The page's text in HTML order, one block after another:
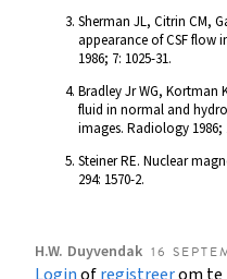
Sherman JL, Citrin CM,
appearance of CSF flow
1986; 7: 1025-31.
Bradley Jr WG, Kortman
fluid in normal and
images. Radiology 1986;
Steiner RE. Nuclear
294: 1570-2.
H.W. Duyvendak 16